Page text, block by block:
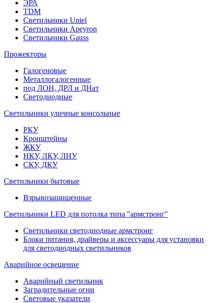
ЭРА
TDM
Светильники Uniel
Светильники Apeyron
Светильники Gauss
Прожекторы
Галогеновые
Металлогалогенные
под ЛОН, ДРЛ и ДНат
Светодиодные
Светильники уличные консольные
РКУ
Кронштейны
ЖКУ
НКУ, ЛКУ, ЛНУ
СКУ, ДКУ
Светильники бытовые
Взрывозащищенные
Светильники LED для потолка типа "армстронг"
Светильники светодиодные армстронг
Блоки питания, драйверы и аксессуары для установки
для светодиодных светильников
Аварийное освещение
Аварийный светильник
Заградительные огни
Световые указатели